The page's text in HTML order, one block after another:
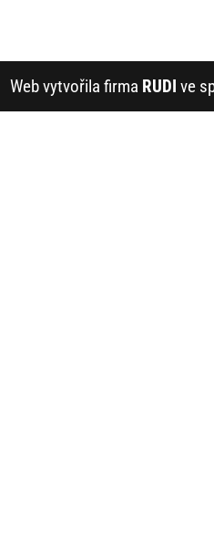
Web vytvořila firma RUDI ve